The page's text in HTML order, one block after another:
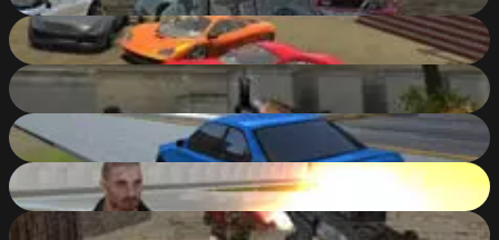
Scrap GL
84%
CS Portable
31
City Rider
85%
Adventure City
84%
Ultimate SWAT